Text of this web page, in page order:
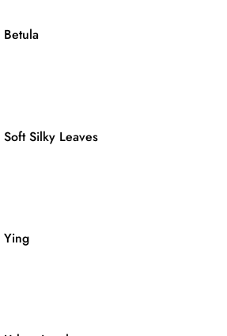
Betula
Soft Silky Leaves
Ying